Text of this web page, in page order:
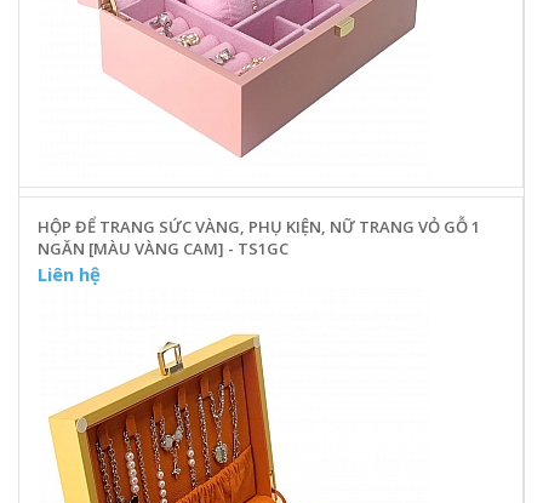
HỘP ĐỂ TRANG SỨC VÀNG, PHỤ KIỆN, NỮ TRANG VỎ GỖ 1
NGĂN [MÀU VÀNG CAM] - TS1GC
Liên hệ